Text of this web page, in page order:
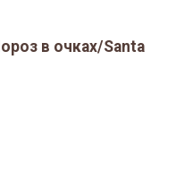
в очках/Santa